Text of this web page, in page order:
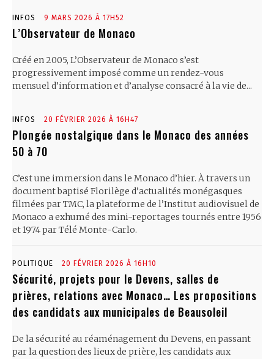
INFOS 9 MARS 2026 À 17H52
L’Observateur de Monaco
Créé en 2005, L’Observateur de Monaco s’est
progressivement imposé comme un rendez-vous
mensuel d’information et d’analyse consacré à la vie de...
INFOS 20 FÉVRIER 2026 À 16H47
Plongée nostalgique dans le Monaco des années
50 à 70
C’est une immersion dans le Monaco d’hier. À travers un
document baptisé Florilège d’actualités monégasques
filmées par TMC, la plateforme de l’Institut audiovisuel de
Monaco a exhumé des mini-reportages tournés entre 1956
et 1974 par Télé Monte-Carlo.
POLITIQUE 20 FÉVRIER 2026 À 16H10
Sécurité, projets pour le Devens, salles de
prières, relations avec Monaco… Les propositions
des candidats aux municipales de Beausoleil
De la sécurité au réaménagement du Devens, en passant
par la question des lieux de prière, les candidats aux